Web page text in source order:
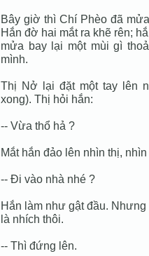
Bây giờ thì Chí Phèo đã
Hắn đờ hai mắt ra khẽ rên;
mửa bay lại một mùi gì
mình.
Thị Nở lại đặt một tay lên
xong). Thị hỏi hắn:
-- Vừa thổ hả ?
Mắt hắn đảo lên nhìn thị,
-- Ði vào nhà nhé ?
Hắn làm như gật đầu.
là nhích thôi.
-- Thì đứng lên.